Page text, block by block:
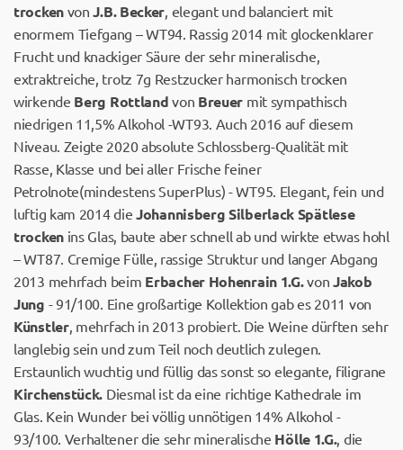
trockenvonJ.B. Becker, elegant und balanciert mit
enormem Tiefgang – WT94. Rassig 2014 mit glockenklarer
Frucht und knackiger Säure der sehr mineralische,
extraktreiche, trotz 7g Restzucker harmonisch trocken
wirkende Berg Rottland von Breuer mit sympathisch
niedrigen 11,5% Alkohol -WT93. Auch 2016 auf diesem
Niveau. Zeigte 2020 absolute Schlossberg-Qualität mit
Rasse, Klasse und bei aller Frische feiner
Petrolnote(mindestens SuperPlus) - WT95. Elegant, fein und
luftig kam 2014 die Johannisberg Silberlack Spätlese
trockenins Glas, baute aber schnell ab und wirkte etwas hohl
– WT87. Cremige Fülle, rassige Struktur und langer Abgang
2013 mehrfach beim Erbacher Hohenrain 1.G.von Jakob
Jung - 91/100. Eine großartige Kollektion gab es 2011 von
Künstler, mehrfach in 2013 probiert. Die Weine dürften sehr
langlebig sein und zum Teil noch deutlich zulegen.
Erstaunlich wuchtig und füllig das sonst so elegante, filigrane
Kirchenstück. Diesmal ist da eine richtige Kathedrale im
Glas. Kein Wunder bei völlig unnötigen 14% Alkohol -
93/100. Verhaltener die sehr mineralische Hölle 1.G., die